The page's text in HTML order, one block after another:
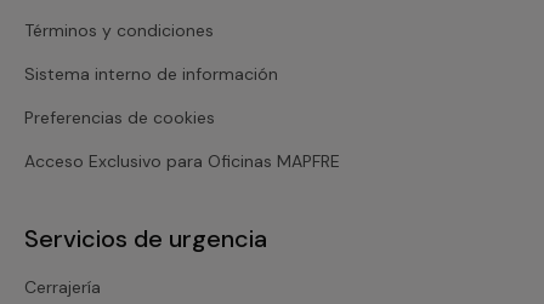
Términos y condiciones
Sistema interno de información
Preferencias de cookies
Acceso Exclusivo para Oficinas MAPFRE
Servicios de urgencia
Cerrajería